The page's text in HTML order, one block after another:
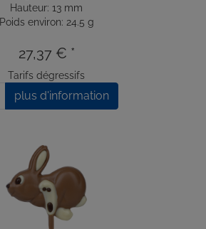
Hauteur: 13 mm
Poids environ: 24.5 g
27,37 € *
Tarifs dégressifs
plus d'information